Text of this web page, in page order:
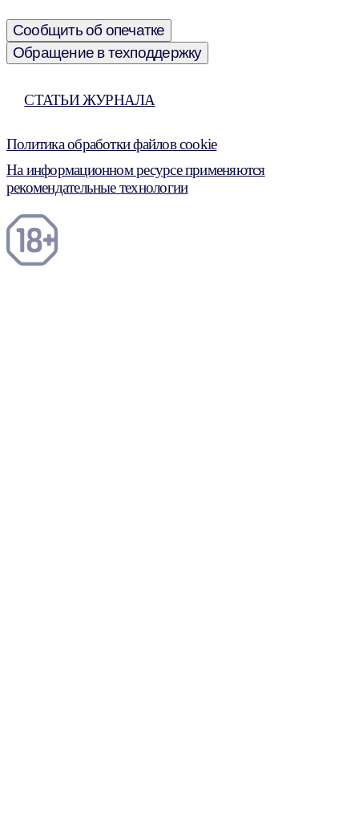
Сообщить об опечатке
Обращение в техподдержку
СТАТЬИ ЖУРНАЛА
Политика обработки файлов cookie
На информационном ресурсе применяются
рекомендательные технологии